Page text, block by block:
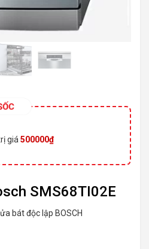
giá 500000₫
SMS68TI02E
bát độc lập BOSCH